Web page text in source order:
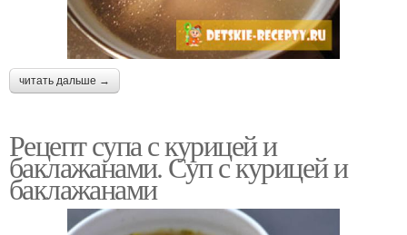
читать дальше →
Рецепт супа с курицей и
баклажанами. Суп с курицей и
баклажанами